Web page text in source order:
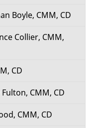
Boyle, CMM, CD
Collier, CMM,
CD
CMM, CD
CMM, CD